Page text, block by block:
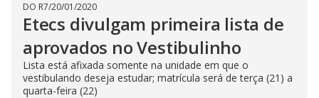
DO R7/20/01/2020
Etecs divulgam primeira lista de
aprovados no Vestibulinho
Lista está afixada somente na unidade em que o
vestibulando deseja estudar; matrícula será de terça (21) a
quarta-feira (22)